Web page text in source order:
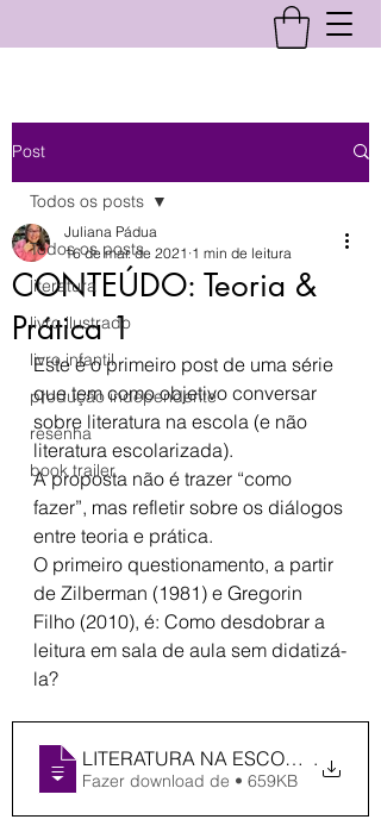
Post
Todos os posts
literatura
livro ilustrado
livro infantil
produção independente
resenha
book trailer
Todos os posts
CONTEÚDO: Teoria &
Prática 1
Juliana Pádua
16 de mar. de 2021 1 min de leitura
Este é o primeiro post de uma série
que tem como objetivo conversar
sobre literatura na escola (e não
literatura escolarizada).
A proposta não é trazer “como
fazer”, mas refletir sobre os diálogos
entre teoria e prática.
O primeiro questionamento, a partir
de Zilberman (1981) e Gregorin
Filho (2010), é: Como desdobrar a
leitura em sala de aula sem didatizá-
la?
LITERATURA NA ESCOLA -.
Fazer download de • 659KB